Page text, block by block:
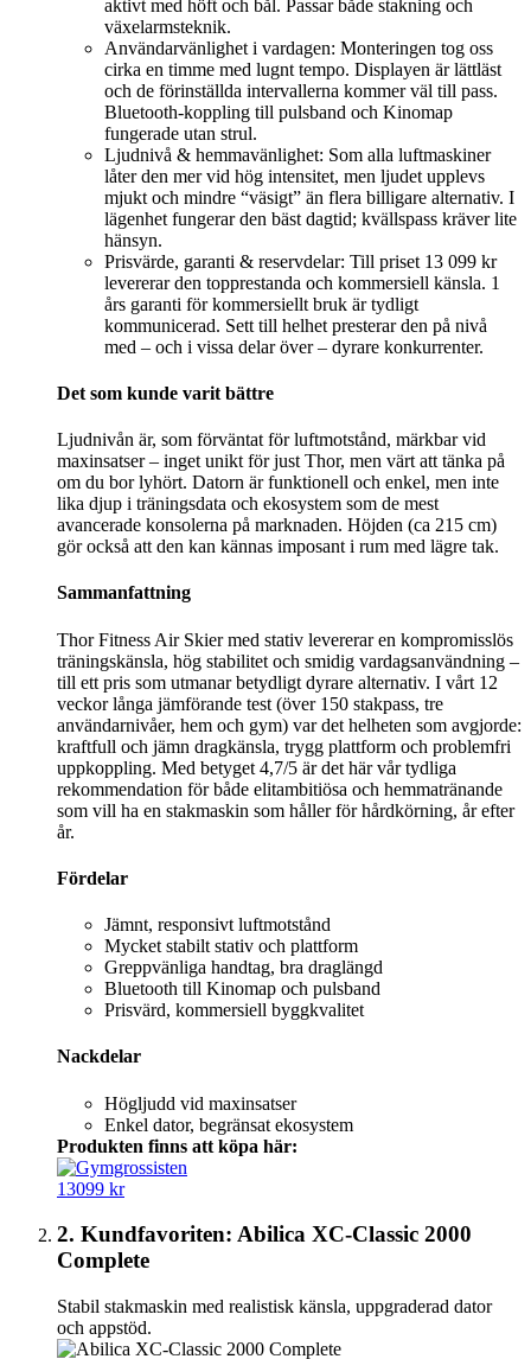
aktivt med höft och bål. Passar både stakning och
växelarmsteknik.
Användarvänlighet i vardagen: Monteringen tog oss
cirka en timme med lugnt tempo. Displayen är lättläst
och de förinställda intervallerna kommer väl till pass.
Bluetooth-koppling till pulsband och Kinomap
fungerade utan strul.
Ljudnivå & hemmavänlighet: Som alla luftmaskiner
låter den mer vid hög intensitet, men ljudet upplevs
mjukt och mindre “väsigt” än flera billigare alternativ. I
lägenhet fungerar den bäst dagtid; kvällspass kräver lite
hänsyn.
Prisvärde, garanti & reservdelar: Till priset 13 099 kr
levererar den topprestanda och kommersiell känsla. 1
års garanti för kommersiellt bruk är tydligt
kommunicerad. Sett till helhet presterar den på nivå
med – och i vissa delar över – dyrare konkurrenter.
Det som kunde varit bättre
Ljudnivån är, som förväntat för luftmotstånd, märkbar vid
maxinsatser – inget unikt för just Thor, men värt att tänka på
om du bor lyhört. Datorn är funktionell och enkel, men inte
lika djup i träningsdata och ekosystem som de mest
avancerade konsolerna på marknaden. Höjden (ca 215 cm)
gör också att den kan kännas imposant i rum med lägre tak.
Sammanfattning
Thor Fitness Air Skier med stativ levererar en kompromisslös
träningskänsla, hög stabilitet och smidig vardagsanvändning –
till ett pris som utmanar betydligt dyrare alternativ. I vårt 12
veckor långa jämförande test (över 150 stakpass, tre
användarnivåer, hem och gym) var det helheten som avgjorde:
kraftfull och jämn dragkänsla, trygg plattform och problemfri
uppkoppling. Med betyget 4,7/5 är det här vår tydliga
rekommendation för både elitambitiösa och hemmatränande
som vill ha en stakmaskin som håller för hårdkörning, år efter
år.
Fördelar
Jämnt, responsivt luftmotstånd
Mycket stabilt stativ och plattform
Greppvänliga handtag, bra draglängd
Bluetooth till Kinomap och pulsband
Prisvärd, kommersiell byggkvalitet
Nackdelar
Högljudd vid maxinsatser
Enkel dator, begränsat ekosystem
Produkten finns att köpa här:
13099 kr
2. Kundfavoriten: Abilica XC-Classic 2000
Complete
Stabil stakmaskin med realistisk känsla, uppgraderad dator
och appstöd.